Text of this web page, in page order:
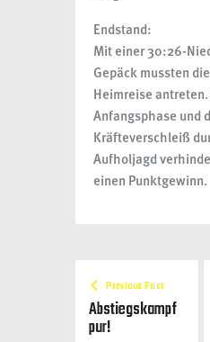
Endstand:
Mit einer 30:26-
Gepäck mussten
Heimreise
Anfangsphase und
Kräfteverschleiß
Aufholjagd
einen Punktgewinn.
Previous Post
Abstiegskampf
pur!